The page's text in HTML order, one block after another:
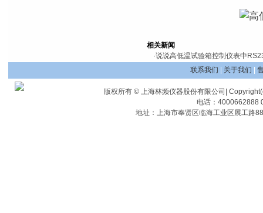
相关新闻
·说说高低温试验箱控制仪表中
联系我们
关于我们
版权所有 © 上海林频仪器股份有限公司|
电话：4000662888
地址：上海市奉贤区临海工业区展工路